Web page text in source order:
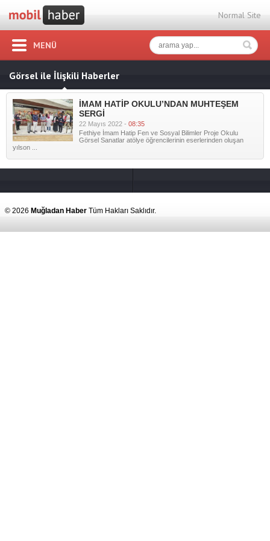
Normal Site
MENÜ
Görsel ile İlişkili Haberler
İMAM HATİP OKULU’NDAN MUHTEŞEM
SERGİ
22 Mayıs 2022 - 08:35
Fethiye İmam Hatip Fen ve Sosyal Bilimler Proje Okulu
Görsel Sanatlar atölye öğrencilerinin eserlerinden oluşan
yılson ...
© 2026 Muğladan Haber Tüm Hakları Saklıdır.